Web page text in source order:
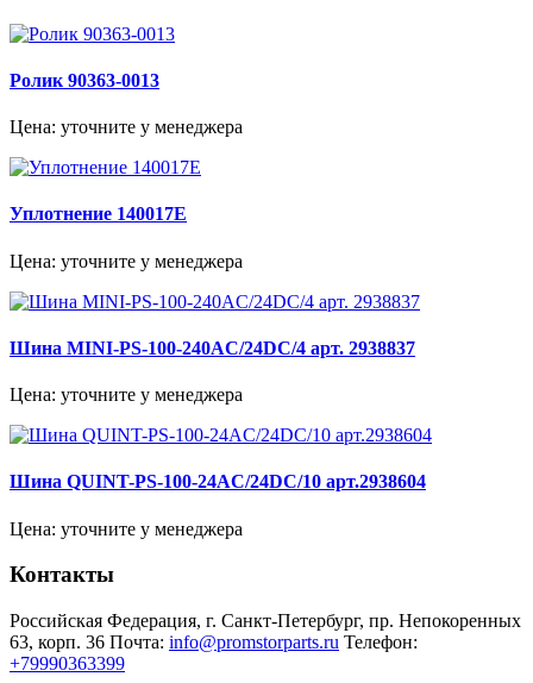
Ролик 90363-0013
Цена: уточните у менеджера
Уплотнение 140017E
Цена: уточните у менеджера
Шина MINI-PS-100-240AC/24DC/4 арт. 2938837
Цена: уточните у менеджера
Шина QUINT-PS-100-24AC/24DC/10 арт.2938604
Цена: уточните у менеджера
Контакты
Российская Федерация, г. Санкт-Петербург, пр. Непокоренных
63, корп. 36 Почта: info@promstorparts.ru Телефон:
+79990363399